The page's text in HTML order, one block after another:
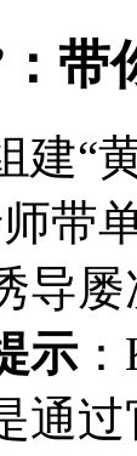
带
建“
带
导
示：
通